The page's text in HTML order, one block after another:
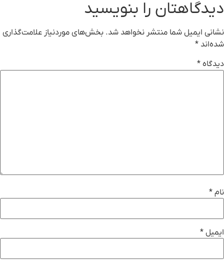
دیدگاهتان را بنویسید
نشانی ایمیل شما منتشر نخواهد شد. بخش‌های موردنیاز علامت‌گذاری
شده‌اند *
دیدگاه *
نام *
ایمیل *